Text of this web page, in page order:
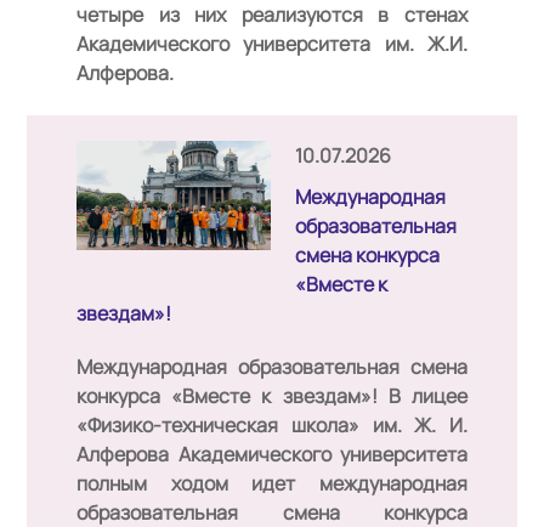
четыре из них реализуются в стенах
Академического университета им. Ж.И.
Алферова.
10.07.2026
Международная
образовательная
смена конкурса
«Вместе к
звездам»!
Международная образовательная смена
конкурса «Вместе к звездам»! В лицее
«Физико-техническая школа» им. Ж. И.
Алферова Академического университета
полным ходом идет международная
образовательная смена конкурса